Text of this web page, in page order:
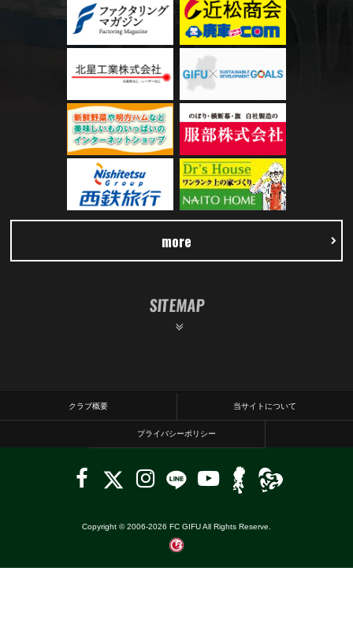
more
SITEMAP
クラブ概要 当サイトについて
プライバシーポリシー
Copyright © 2006-2026 FC GIFU All Rights Reserve.